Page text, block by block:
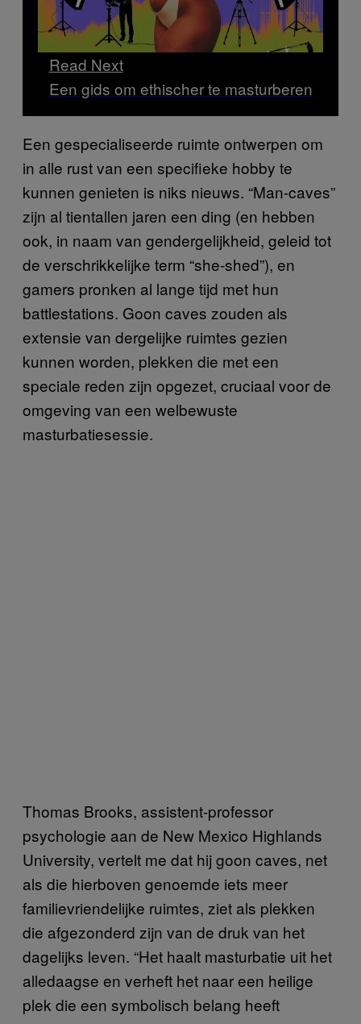
Read Next
Een gids om ethischer te masturberen
Een gespecialiseerde ruimte ontwerpen om
in alle rust van een specifieke hobby te
kunnen genieten is niks nieuws. “Man-caves”
zijn al tientallen jaren een ding (en hebben
ook, in naam van gendergelijkheid, geleid tot
de verschrikkelijke term “she-shed”), en
gamers pronken al lange tijd met hun
battlestations. Goon caves zouden als
extensie van dergelijke ruimtes gezien
kunnen worden, plekken die met een
speciale reden zijn opgezet, cruciaal voor de
omgeving van een welbewuste
masturbatiesessie.
Thomas Brooks, assistent-professor
psychologie aan de New Mexico Highlands
University, vertelt me dat hij goon caves, net
als die hierboven genoemde iets meer
familievriendelijke ruimtes, ziet als plekken
die afgezonderd zijn van de druk van het
dagelijks leven. “Het haalt masturbatie uit het
alledaagse en verheft het naar een heilige
plek die een symbolisch belang heeft